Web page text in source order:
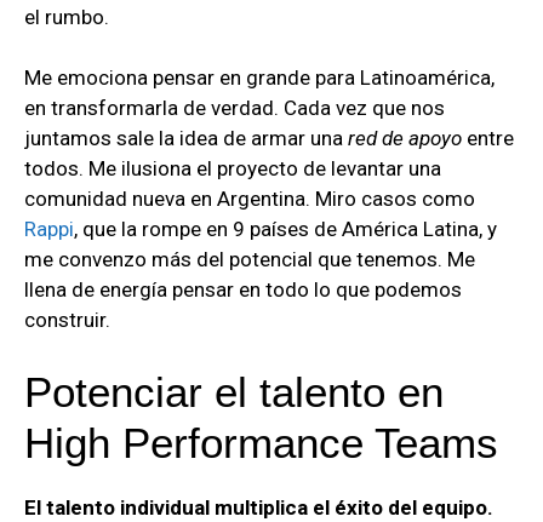
el rumbo.
Me emociona pensar en grande para Latinoamérica,
en transformarla de verdad. Cada vez que nos
juntamos sale la idea de armar una red de apoyo entre
todos. Me ilusiona el proyecto de levantar una
comunidad nueva en Argentina. Miro casos como
Rappi, que la rompe en 9 países de América Latina, y
me convenzo más del potencial que tenemos. Me
llena de energía pensar en todo lo que podemos
construir.
Potenciar el talento en
High Performance Teams
El talento individual multiplica el éxito del equipo.